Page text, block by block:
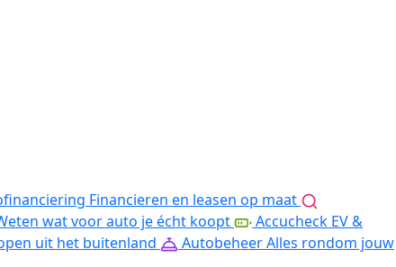
Financieren en leasen op maat
wat voor auto je écht koopt
Accucheck EV &
uit het buitenland AutobeheerAlles rondom jouw